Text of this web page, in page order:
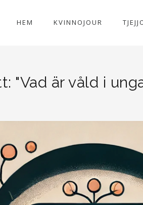
HEM KVINNOJOUR
"Vad är våld i